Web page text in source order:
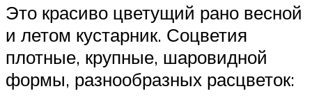
Это красиво цветущий рано весной
и летом кустарник. Соцветия
плотные, крупные, шаровидной
формы, разнообразных расцветок: